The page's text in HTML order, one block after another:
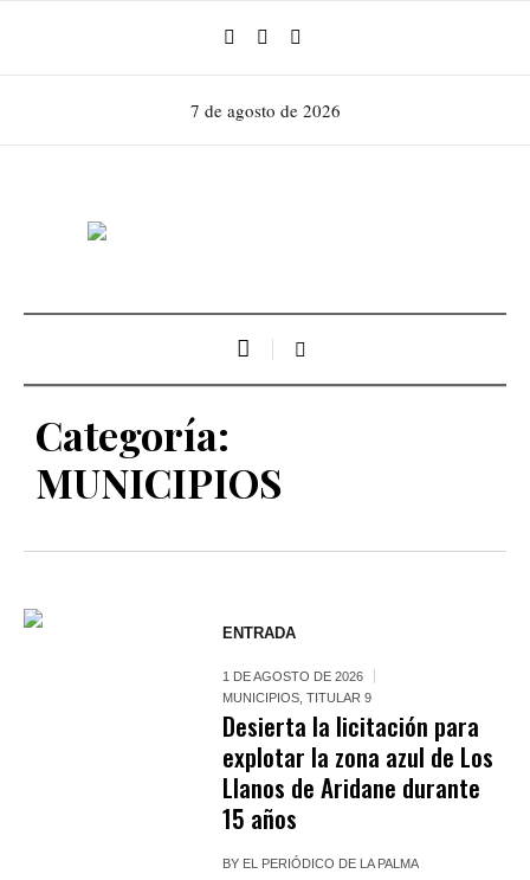
7 de agosto de 2026
Categoría:
MUNICIPIOS
ENTRADA
1 DE AGOSTO DE 2026
MUNICIPIOS ,TITULAR 9
Desierta la licitación para
explotar la zona azul de Los
Llanos de Aridane durante
15 años
BY EL PERIÓDICO DE LA PALMA